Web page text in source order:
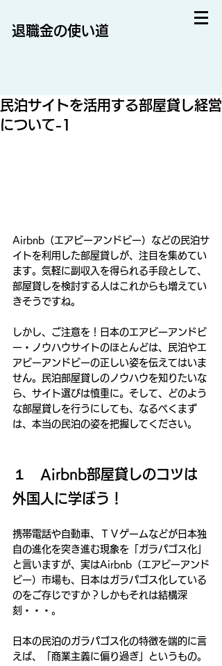
退職金の使い道
民泊サイトを活用する部屋貸し経営
について-1
Airbnb（エアビーアンドビー）などの民泊サ
イトを利用した部屋貸しが、注目を集めてい
ます。気軽に副収入を得られる手段として、
部屋貸しを検討する人はこれからも増えてい
きそうですね。
しかし、ご注意を！日本のエアビーアンドビ
ー・ノウハウサイトのほとんどは、民泊やエ
アビーアンドビーの正しい姿を伝えてはいま
せん。民泊部屋貸しのノウハウを知りたいな
ら、サイト選びは慎重に。そして、どのよう
な部屋貸しを行うにしても、なるべくまず
は、本当の民泊の姿を把握してください。
１　Airbnb部屋貸しのコツは
外国人に学ぼう！
携帯電話や自動車、ＴＶゲームなどが日本独
自の進化を突き進む現象を「ガラパゴス化」
と言いますが、実はAirbnb（エアビーアンド
ビー）市場も、日本はガラパゴス化している
のをご存じですか？しかもそれは結構深
刻・・・。
日本の民泊のガラパゴス化の特徴を端的に言
えば、「商業主義に偏り過ぎ」というもの。